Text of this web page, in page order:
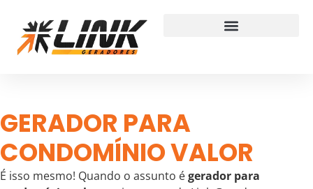
GERADOR PARA
CONDOMÍNIO VALOR
É isso mesmo! Quando o assunto égerador para